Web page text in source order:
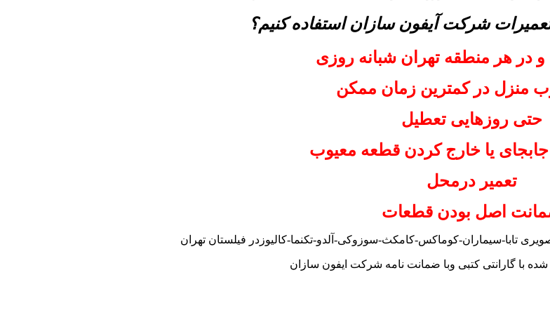
شرکت آیفون سازان استفاده کنیم؟
در هر منطقه تهران شبانه روزی
منزل در کمترین زمان ممکن
حتی روزهایی تعطیل
جابجای یا خارج کردن قطعه معیوب
تعمیر درمحل
اصل بودن قطعات
تابا-سیماران-کوماکس-کامکث-سوزوکی-آلدو-تکنما-کالیوزدر فیلستان تهران
با گارانتی کتبی وبا ضمانت نامه شرکت ایفون سازان